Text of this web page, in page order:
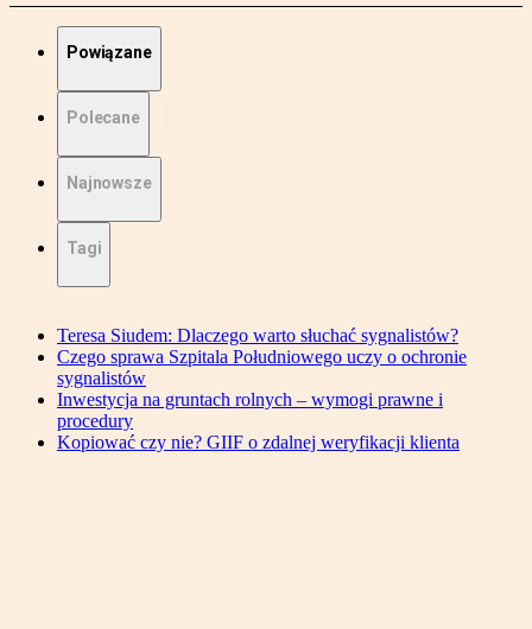
Powiązane
Polecane
Najnowsze
Tagi
Teresa Siudem: Dlaczego warto słuchać sygnalistów?
Czego sprawa Szpitala Południowego uczy o ochronie
sygnalistów
Inwestycja na gruntach rolnych – wymogi prawne i
procedury
Kopiować czy nie? GIIF o zdalnej weryfikacji klienta